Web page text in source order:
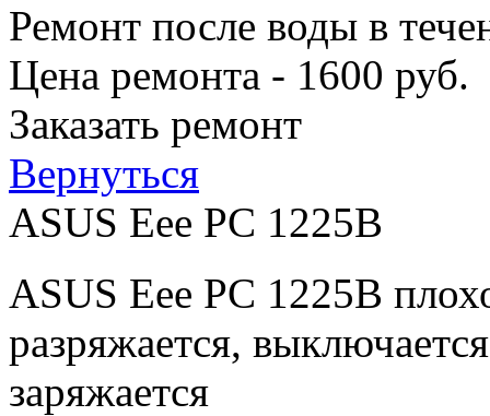
Ремонт после воды в
Цена ремонта - 1600 руб.
Заказать ремонт
Вернуться
ASUS Eee PC 1225B
ASUS Eee PC 1225B
разряжается,
заряжается